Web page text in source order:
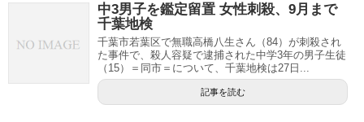
中3男子を鑑定留置 女性刺殺、9月まで
千葉地検
千葉市若葉区で無職高橋八生さん（84）が刺殺され
た事件で、殺人容疑で逮捕された中学3年の男子生徒
（15）＝同市＝について、千葉地検は27日...
記事を読む